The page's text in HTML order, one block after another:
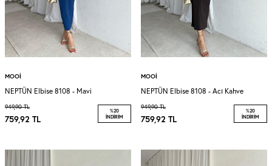
MOOI
NEPTÜN Elbise 8108 - Mavi
949,90TL
759,92 TL
%20
İNDIRIM
MOOI
NEPTÜN Elbise 8108 - Acı Kahve
949,90TL
759,92 TL
%20
İNDIRIM